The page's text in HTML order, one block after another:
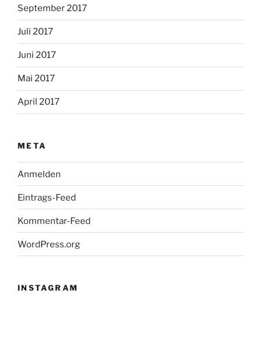
September 2017
Juli 2017
Juni 2017
Mai 2017
April 2017
META
Anmelden
Eintrags-Feed
Kommentar-Feed
WordPress.org
INSTAGRAM